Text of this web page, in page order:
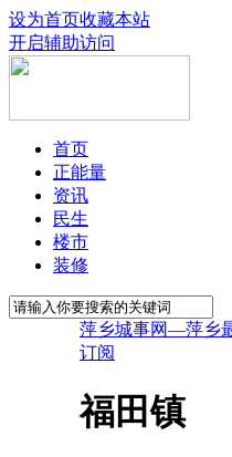
设为首页收藏本站
开启辅助访问
首页
正能量
资讯
民生
楼市
装修
萍乡城事网—萍乡
订阅
福田镇